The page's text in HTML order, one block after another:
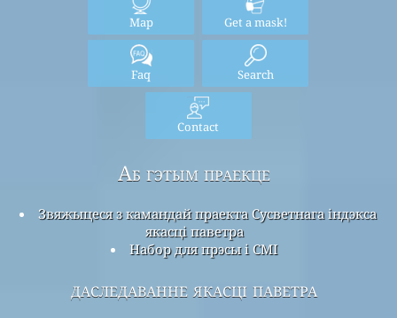
Map Get a mask!
Faq Search
Contact
Аб гэтым праекце
Звяжыцеся з камандай праекта Сусветнага індэкса
якасці паветра
Набор для прэсы і СМІ
даследаванне якасці паветра